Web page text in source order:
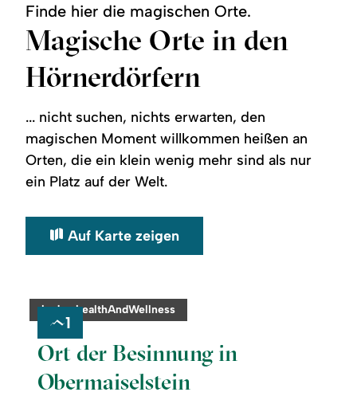
Finde hier die magischen Orte.
Magische Orte in den
Hörnerdörfern
... nicht suchen, nichts erwarten, den
magischen Moment willkommen heißen an
Orten, die ein klein wenig mehr sind als nur
ein Platz auf der Welt.
Auf Karte zeigen
category:
badge.healthAndWellness
1
Ort der Besinnung in
Obermaiselstein
readmore:
der
Besinnung
Obermaiselstein